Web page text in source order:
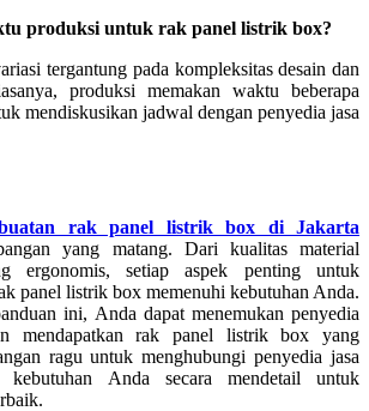
produksi untuk rak panel listrik box?
tergantung pada kompleksitas desain dan
produksi memakan waktu beberapa
mendiskusikan jadwal dengan penyedia jasa
rak panel listrik box di Jakarta
yang matang. Dari kualitas material
ergonomis, setiap aspek penting untuk
panel listrik box memenuhi kebutuhan Anda.
ini, Anda dapat menemukan penyedia
mendapatkan rak panel listrik box yang
ragu untuk menghubungi penyedia jasa
kebutuhan Anda secara mendetail untuk